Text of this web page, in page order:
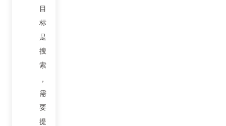
目
标
是
搜
索
，
需
要
提